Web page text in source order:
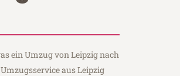
ein Umzug von Leipzig nach
aus Leipzig